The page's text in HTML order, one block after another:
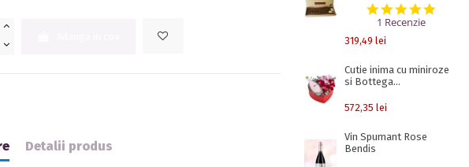
Detalii produs
5.0
1 Recenzie
319,49 lei
Cutie inima cu miniroze
si Bottega...
572,35 lei
Vin Spumant Rose
Bendis